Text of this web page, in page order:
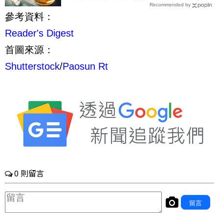
Recommended by
參考資料：
Reader's Digest
首圖來源：
Shutterstock/Paosun Rt